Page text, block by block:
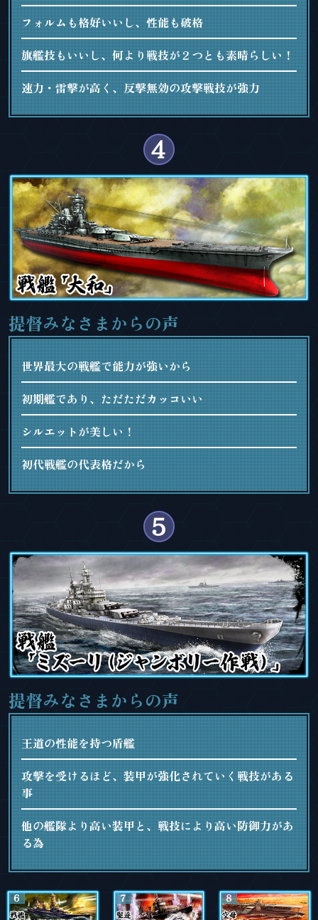
フォルムも格好いいし、性能も破格
旗艦技もいいし、何より戦技が２つとも素晴らしい！
速力・雷撃が高く、反撃無効の攻撃戦技が強力
提督みなさまからの声
世界最大の戦艦で能力が強いから
初期艦であり、ただただカッコいい
シルエットが美しい！
初代戦艦の代表格だから
提督みなさまからの声
王道の性能を持つ盾艦
攻撃を受けるほど、装甲が強化されていく戦技がある
事
他の艦隊より高い装甲と、戦技により高い防御力があ
る為